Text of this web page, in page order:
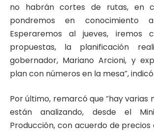
no habrán cortes de rutas, en
pondremos en conocimiento
Esperaremos al jueves, iremos
propuestas, la planificación
gobernador, Mariano Arcioni, y
plan con números en la mesa”,
Por último, remarcó que “hay varias
están analizando, desde el
Producción, con acuerdo de